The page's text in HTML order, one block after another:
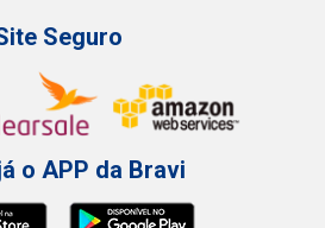
Seguro
o APP da Bravi